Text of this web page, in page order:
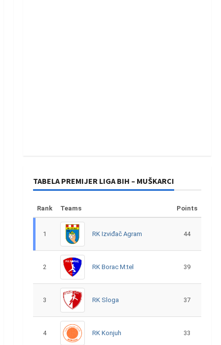
TABELA PREMIJER LIGA BIH – MUŠKARCI
Rank Teams Points
1 RK Izviđač Agram 44
2 RK Borac M:tel 39
3 RK Sloga 37
4 RK Konjuh 33